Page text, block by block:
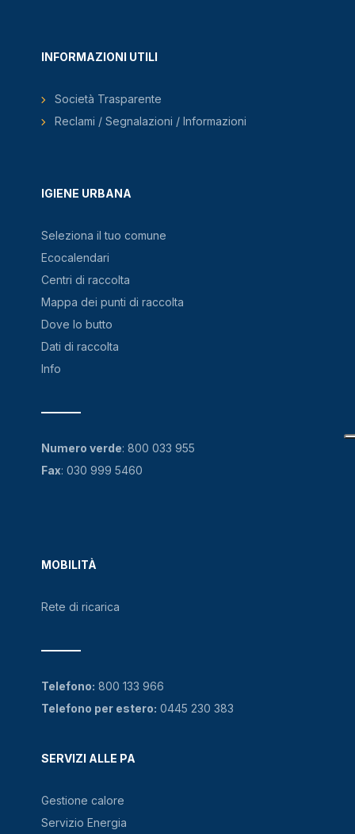
IGIENE URBANA
Seleziona il tuo comune
Ecocalendari
Centri di raccolta
Mappa dei punti di raccolta
Dove lo butto
Dati di raccolta
Info
MOBILITÀ
Rete di ricarica
SERVIZI ALLE PA
Gestione calore
Servizio Energia
INFORMAZIONI UTILI
Società Trasparente
Reclami / Segnalazioni / Informazioni
Numero verde: 800 033 955
Fax: 030 999 5460
Telefono: 800 133 966
Telefono per estero: 0445 230 383